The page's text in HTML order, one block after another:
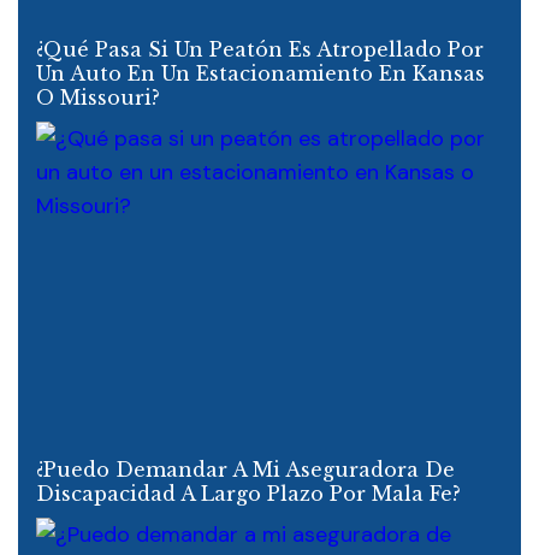
¿Qué Pasa Si Un Peatón Es Atropellado Por
Un Auto En Un Estacionamiento En Kansas
O Missouri?
¿Puedo Demandar A Mi Aseguradora De
Discapacidad A Largo Plazo Por Mala Fe?